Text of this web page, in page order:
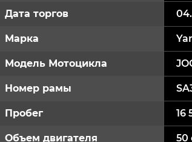
Дата торгов
Марка
Модель Мотоцикла
Номер рамы
Пробег 16
Объем двигателя 50